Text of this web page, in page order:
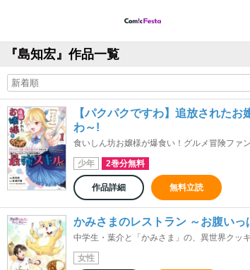
『島知宏』作品一覧
【パクパクですわ】追放された
わ～!
食いしん坊お嬢様が爆食い！グルメ冒険ファ
少年 2巻分無料
作品詳細 無料立読
かみさまのレストラン ～お腹いっ
中学生・葉介と「かみさま」の、異世界クッ
女性